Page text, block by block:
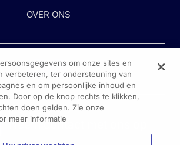
OVER ONS
Heeft u hulp nodig?
Neem contact met ons op
om onze sites en
verbeteren, ter ondersteuning van
en om persoonlijke inhoud en
Door op de knop rechts te klikken,
doen gelden. Zie onze
meer informatie